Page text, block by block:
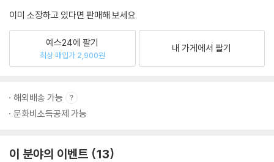
이미 소장하고 있다면 판매해 보세요.
예스24에 팔기
최상 매입가 2,900원
내 가게에서 팔기
해외배송 가능
문화비소득공제 가능
이 분야의 이벤트 13